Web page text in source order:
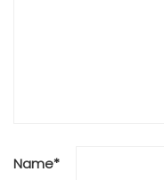
Name*